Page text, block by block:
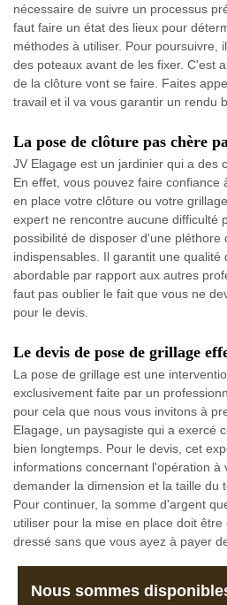
nécessaire de suivre un processus
faut faire un état des lieux pour
méthodes à utiliser. Pour poursuivre,
des poteaux avant de les fixer. C'est
de la clôture vont se faire. Faites
travail et il va vous garantir un rendu
La pose de clôture pas chère
JV Elagage est un jardinier qui a des
En effet, vous pouvez faire confiance
en place votre clôture ou votre
expert ne rencontre aucune difficulté
possibilité de disposer d'une pléthore
indispensables. Il garantit une qualité
abordable par rapport aux autres
faut pas oublier le fait que vous ne
pour le devis.
Le devis de pose de grillage
La pose de grillage est une
exclusivement faite par un
pour cela que nous vous invitons à
Elagage, un paysagiste qui a exercé
bien longtemps. Pour le devis, cet
informations concernant l'opération à
demander la dimension et la taille du
Pour continuer, la somme d'argent
utiliser pour la mise en place doit
dressé sans que vous ayez à payer
Nous sommes